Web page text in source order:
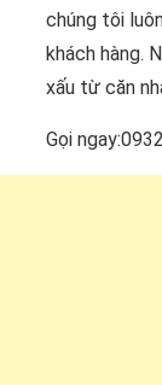
chúng tôi
khách hàng.
xấu từ căn
Gọi